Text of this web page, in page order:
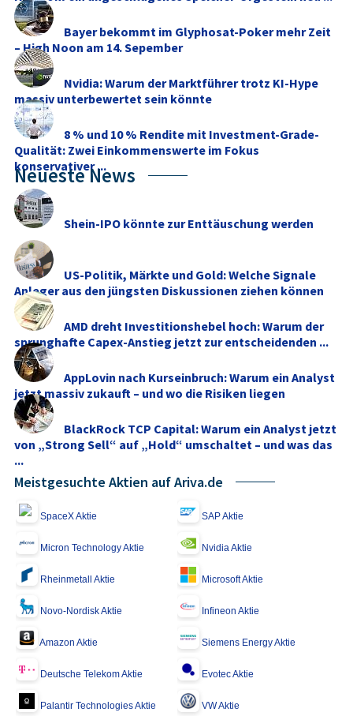
Bayer bekommt im Glyphosat-Poker mehr Zeit
– High Noon am 14. Sepember
Nvidia: Warum der Marktführer trotz KI-Hype
massiv unterbewertet sein könnte
8 % und 10 % Rendite mit Investment-Grade-
Qualität: Zwei Einkommenswerte im Fokus
konservativer ...
Neueste News
Shein-IPO könnte zur Enttäuschung werden
US-Politik, Märkte und Gold: Welche Signale
Anleger aus den jüngsten Diskussionen ziehen können
AMD dreht Investitionshebel hoch: Warum der
sprunghafte Capex-Anstieg jetzt zur entscheidenden ...
AppLovin nach Kurseinbruch: Warum ein Analyst
jetzt massiv zukauft – und wo die Risiken liegen
BlackRock TCP Capital: Warum ein Analyst jetzt
von „Strong Sell“ auf „Hold“ umschaltet – und was das
...
Meistgesuchte Aktien auf Ariva.de
SpaceX Aktie SAP Aktie
Micron Technology Aktie Nvidia Aktie
Rheinmetall Aktie Microsoft Aktie
Novo-Nordisk Aktie Infineon Aktie
Amazon Aktie Siemens Energy Aktie
Deutsche Telekom Aktie Evotec Aktie
Palantir Technologies Aktie VW Aktie